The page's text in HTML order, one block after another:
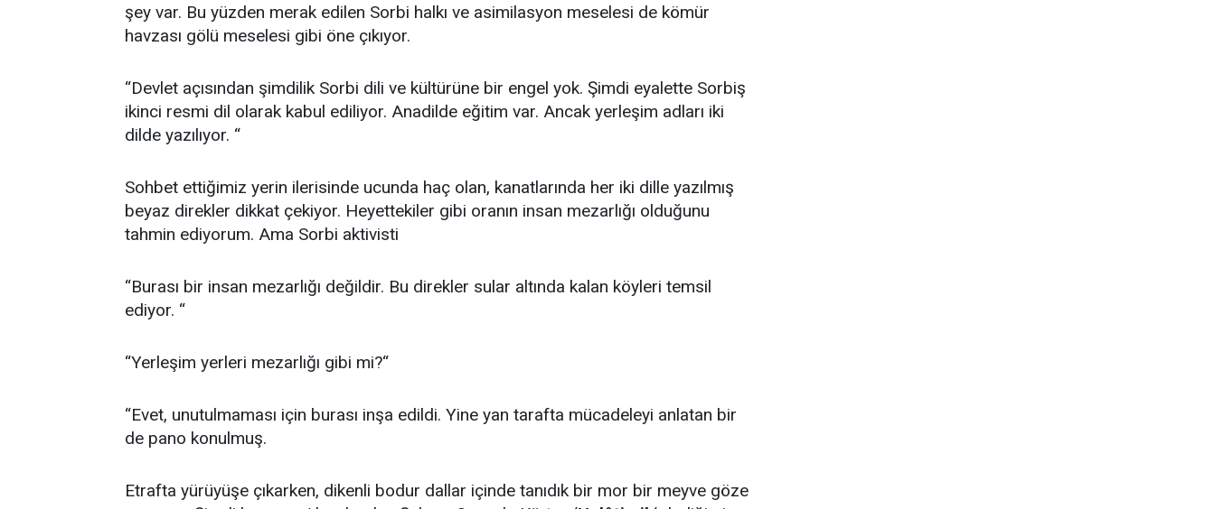
şey var. Bu yüzden merak edilen Sorbi halkı ve asimilasyon meselesi de kömür
havzası gölü meselesi gibi öne çıkıyor.
“Devlet açısından şimdilik Sorbi dili ve kültürüne bir engel yok. Şimdi eyalette Sorbiş
ikinci resmi dil olarak kabul ediliyor. Anadilde eğitim var. Ancak yerleşim adları iki
dilde yazılıyor. “
Sohbet ettiğimiz yerin ilerisinde ucunda haç olan, kanatlarında her iki dille yazılmış
beyaz direkler dikkat çekiyor. Heyettekiler gibi oranın insan mezarlığı olduğunu
tahmin ediyorum. Ama Sorbi aktivisti
“Burası bir insan mezarlığı değildir. Bu direkler sular altında kalan köyleri temsil
ediyor. “
“Yerleşim yerleri mezarlığı gibi mi?“
“Evet, unutulmaması için burası inşa edildi. Yine yan tarafta mücadeleyi anlatan bir
de pano konulmuş.
Etrafta yürüyüşe çıkarken, dikenli bodur dallar içinde tanıdık bir mor bir meyve göze